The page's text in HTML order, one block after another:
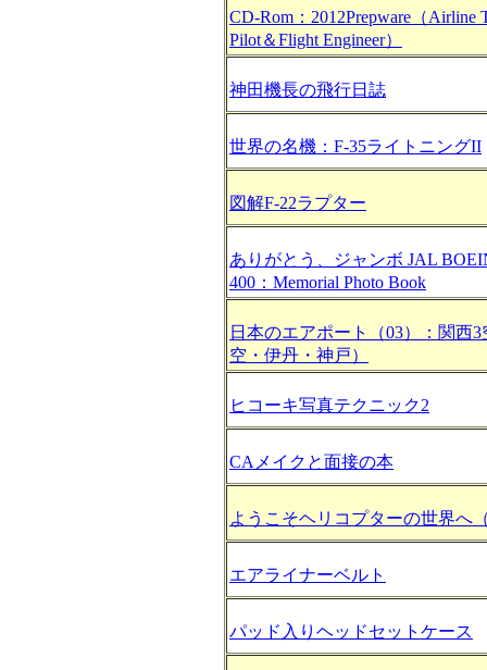
CD-Rom：2012Prepware（Airline
Pilot＆Flight Engineer）
神田機長の飛行日誌
世界の名機：F-35ライトニングII
図解F-22ラプター
ありがとう、ジャンボ JAL
400：Memorial Photo Book
日本のエアポート（03）：関西
空・伊丹・神戸）
ヒコーキ写真テクニック2
CAメイクと面接の本
ようこそヘリコプターの世界へ
エアライナーベルト
パッド入りヘッドセットケース